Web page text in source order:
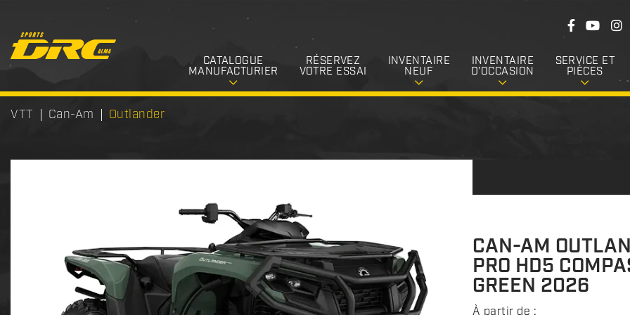
CATALOGUE
MANUFACTURIER
RÉSERVEZ
VOTRE ESSAI
INVENTAIRE
NEUF
INVENTAIRE
D’OCCASION
SERVICE ET
PIÈCES
S
i
v
e
z
F
e
b
o
k
Y
T
u
b
e
I
t
a
VTT Can-Am Outlander
CAN-AM
PRO HD5
GREEN 2026
À partir de :